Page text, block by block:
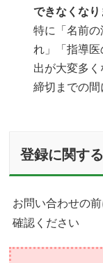
できなくなり
特に「名前
れ」「指導
出が大変多く
締切までの間
登録に関す
お問い合わせの
確認ください